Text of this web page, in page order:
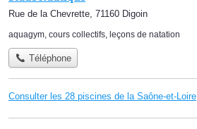
Rue de la Chevrette, 71160 Digoin
aquagym, cours collectifs, leçons de natation
Téléphone
Consulter les 28 piscines de la Saône-et-Loire